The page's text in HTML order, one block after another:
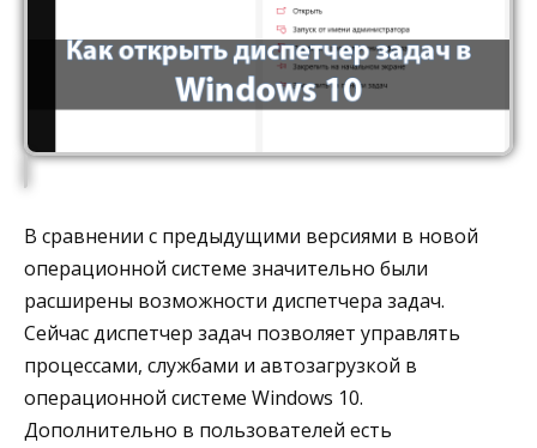
В сравнении с предыдущими версиями в новой
операционной системе значительно были
расширены возможности диспетчера задач.
Сейчас диспетчер задач позволяет управлять
процессами, службами и автозагрузкой в
операционной системе Windows 10.
Дополнительно в пользователей есть